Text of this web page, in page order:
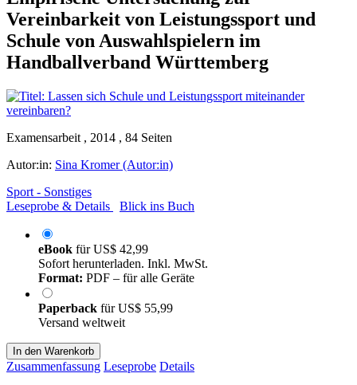
Vereinbarkeit von Leistungssport und
Schule von Auswahlspielern im
Handballverband Württemberg
Examensarbeit , 2014 , 84 Seiten
Autor:in: Sina Kromer (Autor:in)
Sport - Sonstiges
Leseprobe & Details
Blick ins Buch
eBook fürUS$ 42,99
Sofort herunterladen. Inkl. MwSt.
Format: PDF – für alle Geräte
Paperback fürUS$ 55,99
Versand weltweit
In den Warenkorb
Zusammenfassung Leseprobe Details